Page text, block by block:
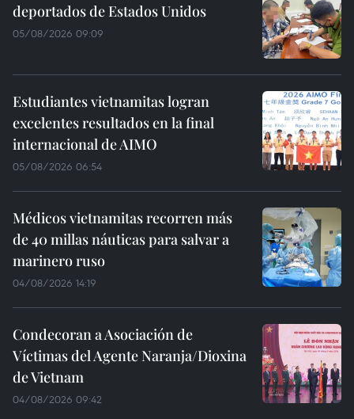
deportados de Estados Unidos
05/08/2026 09:09
Estudiantes vietnamitas logran
excelentes resultados en la final
internacional de AIMO
05/08/2026 06:54
Médicos vietnamitas recorren más
de 40 millas náuticas para salvar a
marinero ruso
04/08/2026 14:19
Condecoran a Asociación de
Víctimas del Agente Naranja/Dioxina
de Vietnam
04/08/2026 09:42